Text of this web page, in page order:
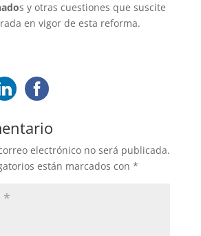
s y otras cuestiones que suscite
en vigor de esta reforma.
electrónico no será publicada.
están marcados con *